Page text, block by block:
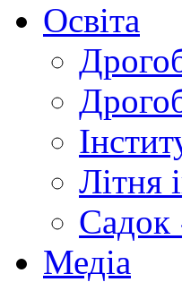
Освіта
Літня
Садок
Медіа